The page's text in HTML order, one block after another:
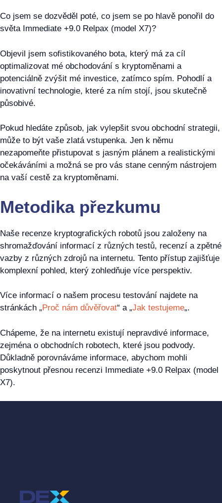
Co jsem se dozvěděl poté, co jsem se po hlavě ponořil do
světa Immediate +9.0 Relpax (model X7)?
Objevil jsem sofistikovaného bota, který má za cíl
optimalizovat mé obchodování s kryptoměnami a
potenciálně zvýšit mé investice, zatímco spím. Pohodlí a
inovativní technologie, které za ním stojí, jsou skutečně
působivé.
Pokud hledáte způsob, jak vylepšit svou obchodní strategii,
může to být vaše zlatá vstupenka. Jen k němu
nezapomeňte přistupovat s jasným plánem a realistickými
očekáváními a možná se pro vás stane cenným nástrojem
na vaší cestě za kryptoměnami.
Metodika přezkumu
Naše recenze kryptografických robotů jsou založeny na
shromažďování informací z různých testů, recenzí a zpětné
vazby z různých zdrojů na internetu. Tento přístup zajišťuje
komplexní pohled, který zohledňuje více perspektiv.
Více informací o našem procesu testování najdete na
stránkách „Proč nám důvěřovat“ a „Jak testujeme„.
Chápeme, že na internetu existují nepravdivé informace,
zejména o obchodních robotech, které jsou podvody.
Důkladně porovnáváme informace, abychom mohli
poskytnout přesnou recenzi Immediate +9.0 Relpax (model
X7).